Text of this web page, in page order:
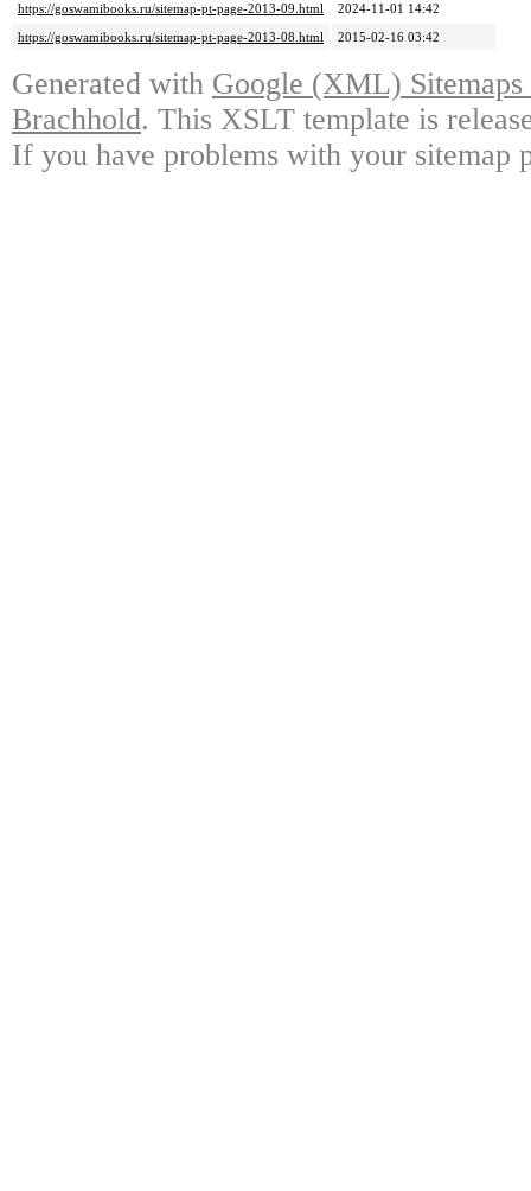
https://goswamibooks.ru/sitemap-pt-page-2013-09.html
2024-11-01 14:42
https://goswamibooks.ru/sitemap-pt-page-2013-08.html
2015-02-16 03:42
Generated with Google (XML)
Brachhold. This XSLT template is
If you have problems with your sitemap